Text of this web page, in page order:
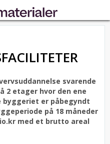
svarende
2 etager hvor den ene
byggeriet er påbegyndt
på 18 måneder
med et brutto areal